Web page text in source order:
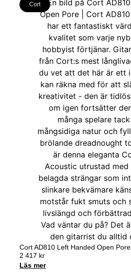
Cort
Cort AD810 Left Handed Open Pore
2 417 kr
Läs mer